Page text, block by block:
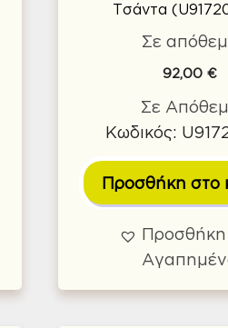
Τσάντα
Σε
92,00€
Σε
Κωδικός:
Προσθήκη στο
Προσθήκη